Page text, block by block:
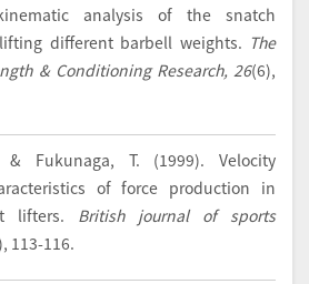
analysis of the snatch
different barbell weights. The
& Conditioning Research, 26(6),
& Fukunaga, T. (1999). Velocity
of force production in
lifters. British journal of sports
113-116.